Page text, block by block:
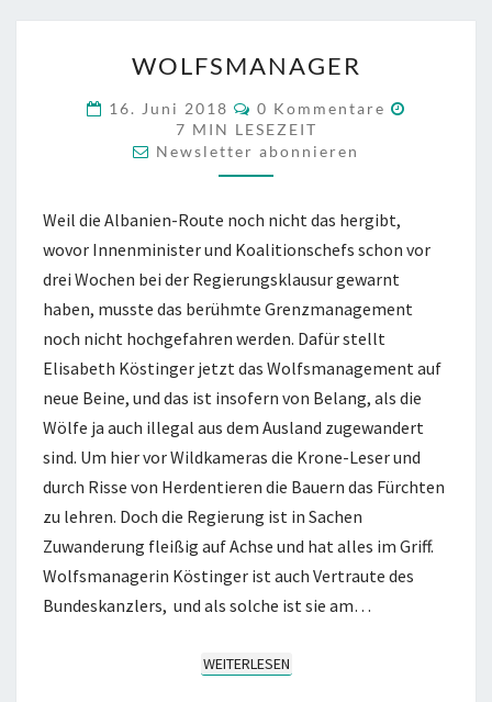
WOLFSMANAGER
16. Juni 2018 KOMMENTARE
0 Kommentare
7 MIN LESEZEIT
Newsletter abonnieren
Weil die Albanien-Route noch nicht das hergibt,
wovor Innenminister und Koalitionschefs schon vor
drei Wochen bei der Regierungsklausur gewarnt
haben, musste das berühmte Grenzmanagement
noch nicht hochgefahren werden. Dafür stellt
Elisabeth Köstinger jetzt das Wolfsmanagement auf
neue Beine, und das ist insofern von Belang, als die
Wölfe ja auch illegal aus dem Ausland zugewandert
sind. Um hier vor Wildkameras die Krone-Leser und
durch Risse von Herdentieren die Bauern das Fürchten
zu lehren. Doch die Regierung ist in Sachen
Zuwanderung fleißig auf Achse und hat alles im Griff.
Wolfsmanagerin Köstinger ist auch Vertraute des
Bundeskanzlers, und als solche ist sie am…
WEITERLESENWEITERLESEN